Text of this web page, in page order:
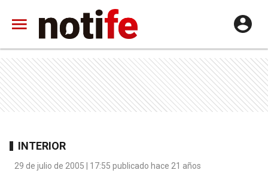
INTERIOR
29 de julio de 2005 | 17:55 publicado hace 21 años